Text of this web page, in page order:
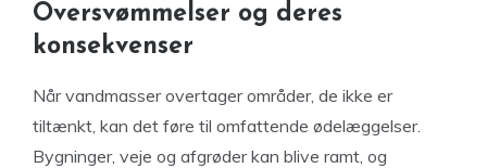
Oversvømmelser og deres
konsekvenser
Når vandmasser overtager områder, de ikke er
tiltænkt, kan det føre til omfattende ødelæggelser.
Bygninger, veje og afgrøder kan blive ramt, og